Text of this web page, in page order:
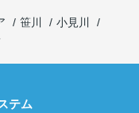
笹川
小見川
テム